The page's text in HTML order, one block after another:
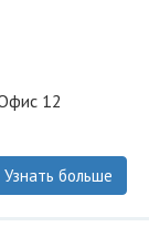
12
Узнать больше